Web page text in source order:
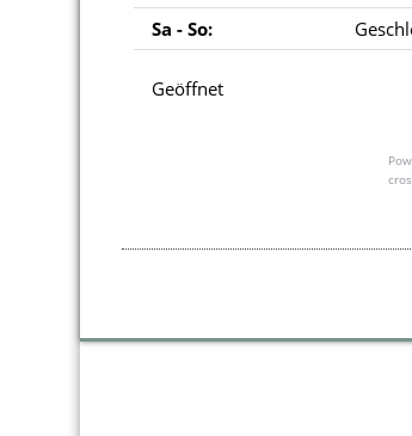
Sa - So:
Geöffnet